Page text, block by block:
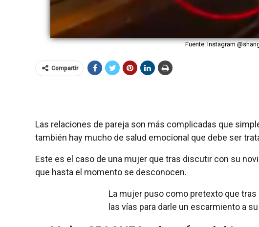
Fuente: Instagram
Compartir
Las relaciones de pareja son más complicadas que
también hay mucho de salud emocional que debe ser
Este es el caso de una mujer que tras discutir con su
que hasta el momento se desconocen.
La mujer puso como pretexto que
las vías para darle un escarmiento a